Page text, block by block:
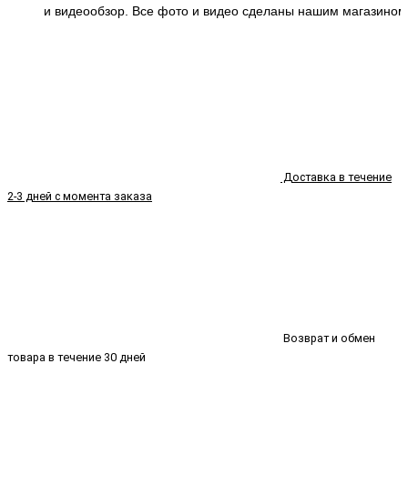
и видеообзор. Все фото и видео сделаны нашим
Доставка в течение
2-3 дней с момента заказа
Возврат и обмен
товара в течение 30 дней